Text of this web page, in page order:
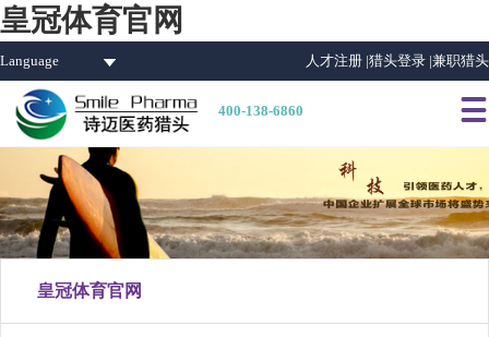
皇冠体育官网
Language 人才注册 |猎头登录 |兼职猎头
400-138-6860 
皇冠体育官网